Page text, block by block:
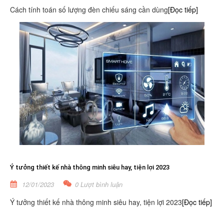
Cách tính toán số lượng đèn chiếu sáng cần dùng[Đọc tiếp]
Ý tưởng thiết kế nhà thông minh siêu hay, tiện lợi 2023
12/01/2023 0 Lượt bình luận
Ý tưởng thiết kế nhà thông minh siêu hay, tiện lợi 2023[Đọc tiếp]